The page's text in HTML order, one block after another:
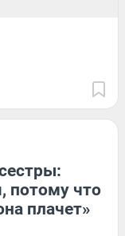
потому что
плачет»